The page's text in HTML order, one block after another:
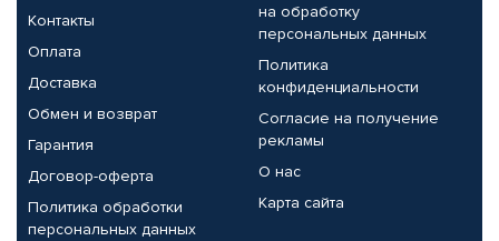
Контакты
Оплата
Доставка
Обмен и возврат
Гарантия
Договор-оферта
Политика обработки
персональных данных
на обработку
персональных данных
Политика
конфиденциальности
Согласие на получение
рекламы
О нас
Карта сайта